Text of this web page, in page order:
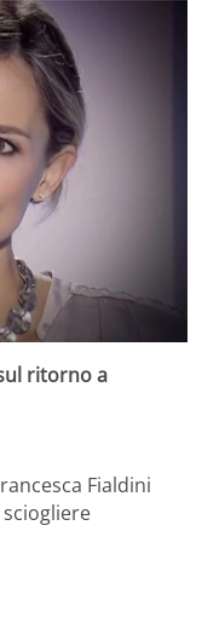
ritorno a
Fialdini